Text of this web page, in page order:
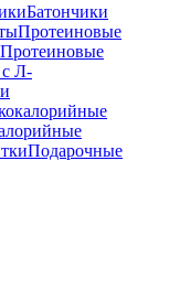
Батончики
Протеиновые
Протеиновые
с Л-
Подарочные